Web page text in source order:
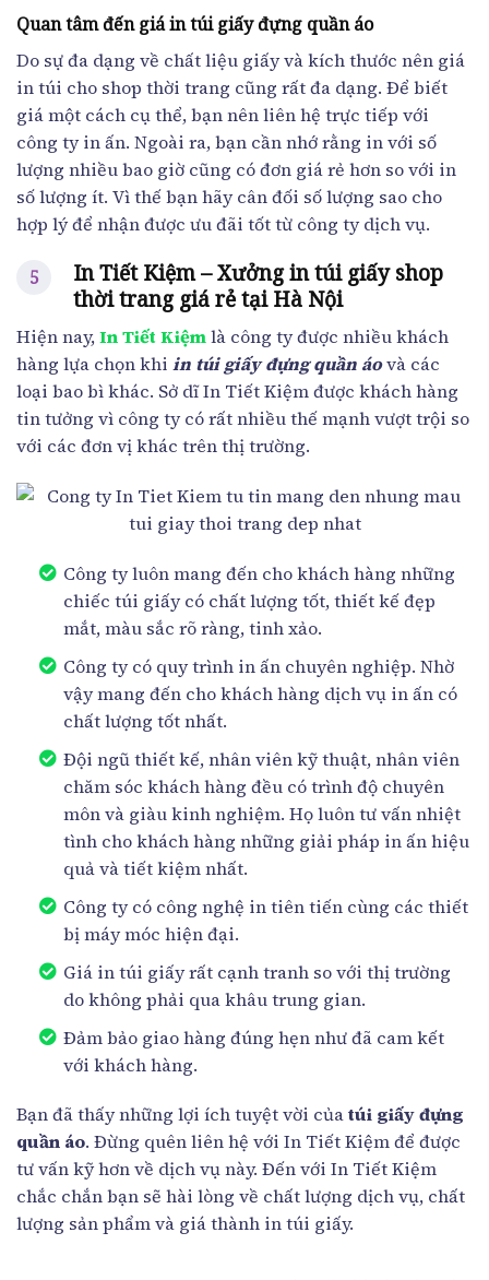
Quan tâm đến giá in túi giấy đựng quần áo
Do sự đa dạng về chất liệu giấy và kích thước nên giá
in túi cho shop thời trang cũng rất đa dạng. Để biết
giá một cách cụ thể, bạn nên liên hệ trực tiếp với
công ty in ấn. Ngoài ra, bạn cần nhớ rằng in với số
lượng nhiều bao giờ cũng có đơn giá rẻ hơn so với in
số lượng ít. Vì thế bạn hãy cân đối số lượng sao cho
hợp lý để nhận được ưu đãi tốt từ công ty dịch vụ.
In Tiết Kiệm – Xưởng in túi giấy shop
thời trang giá rẻ tại Hà Nội
Hiện nay,In Tiết Kiệmlà công ty được nhiều khách
hàng lựa chọn khi in túi giấy đựng quần áovà các
loại bao bì khác. Sở dĩ In Tiết Kiệm được khách hàng
tin tưởng vì công ty có rất nhiều thế mạnh vượt trội so
với các đơn vị khác trên thị trường.
Công ty luôn mang đến cho khách hàng những
chiếc túi giấy có chất lượng tốt, thiết kế đẹp
mắt, màu sắc rõ ràng, tinh xảo.
Công ty có quy trình in ấn chuyên nghiệp. Nhờ
vậy mang đến cho khách hàng dịch vụ in ấn có
chất lượng tốt nhất.
Đội ngũ thiết kế, nhân viên kỹ thuật, nhân viên
chăm sóc khách hàng đều có trình độ chuyên
môn và giàu kinh nghiệm. Họ luôn tư vấn nhiệt
tình cho khách hàng những giải pháp in ấn hiệu
quả và tiết kiệm nhất.
Công ty có công nghệ in tiên tiến cùng các thiết
bị máy móc hiện đại.
Giá in túi giấy rất cạnh tranh so với thị trường
do không phải qua khâu trung gian.
Đảm bảo giao hàng đúng hẹn như đã cam kết
với khách hàng.
Bạn đã thấy những lợi ích tuyệt vời củatúi giấy đựng
quần áo. Đừng quên liên hệ với In Tiết Kiệm để được
tư vấn kỹ hơn về dịch vụ này. Đến với In Tiết Kiệm
chắc chắn bạn sẽ hài lòng về chất lượng dịch vụ, chất
lượng sản phẩm và giá thành in túi giấy.